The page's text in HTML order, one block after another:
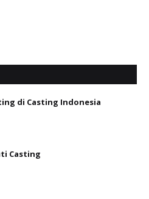
di Casting Indonesia
Casting